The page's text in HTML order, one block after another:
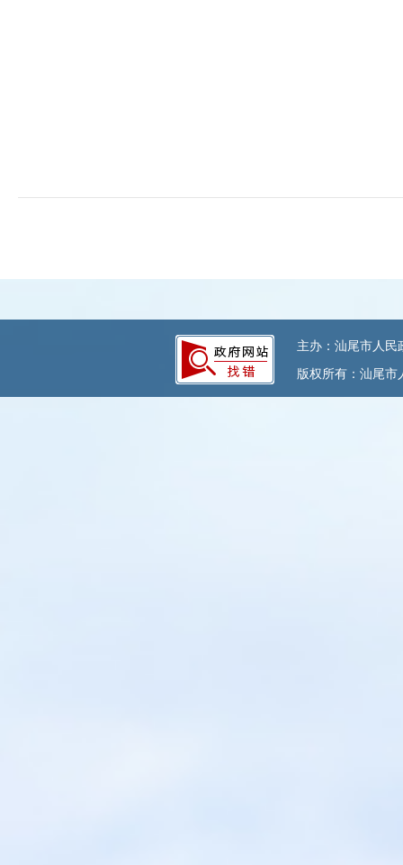
主办：汕尾市人民
版权所有：汕尾